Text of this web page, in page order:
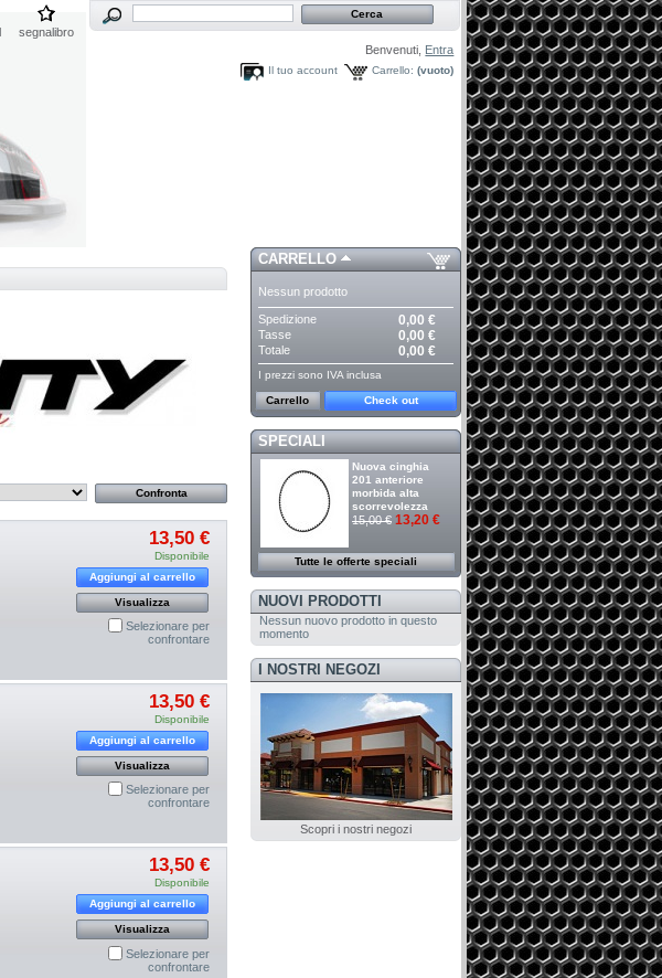
segnalibro
Benvenuti, Entra
Carrello: (vuoto)
Il tuo account
13,50 €
Disponibile
Aggiungi al carrello
Visualizza
Selezionare per
confrontare
13,50 €
Disponibile
Aggiungi al carrello
Visualizza
Selezionare per
confrontare
13,50 €
Disponibile
Aggiungi al carrello
Visualizza
Selezionare per
confrontare
CARRELLO
Nessun prodotto
Spedizione 0,00 €
Tasse 0,00 €
Totale 0,00 €
I prezzi sono IVA inclusa
Carrello Check out
SPECIALI
Nuova cinghia
201 anteriore
morbida alta
scorrevolezza
15,00 € 13,20 €
Tutte le offerte speciali
NUOVI PRODOTTI
Nessun nuovo prodotto in questo
momento
I NOSTRI NEGOZI
Scopri i nostri negozi